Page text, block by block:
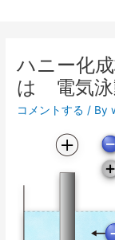
ハニー化
は 電気泳
コメントする / By